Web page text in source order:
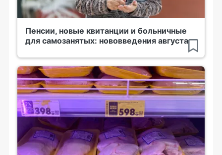
Пенсии, новые квитанции и больничные
для самозанятых: нововведения августа